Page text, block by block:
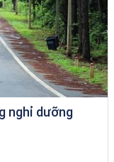
nghỉ dưỡng